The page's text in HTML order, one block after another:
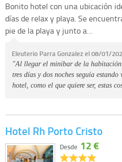
Bonito hotel con una ubicación
días de relax y playa. Se
pie de la playa y junto a…
Eleuterio Parra Gonzalez el 08/01/
"Al llegar el minibar de la
tres días y dos noches seguía
hotel, como el que quiere ser, estas
Hotel Rh Porto Cristo
Desde 12 €